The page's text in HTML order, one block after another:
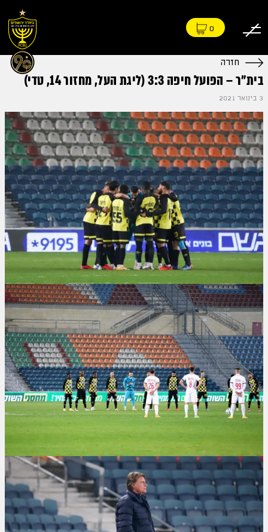
0
חזרה
בית״ר – הפועל חיפה 3:3 (ליגת העל, מחזור 14, טדי)
3 בינואר 2021